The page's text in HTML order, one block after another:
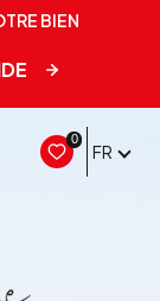
BIEN
0
FR